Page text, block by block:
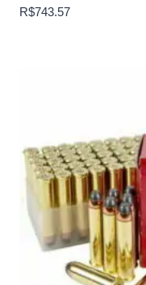
R$743.57